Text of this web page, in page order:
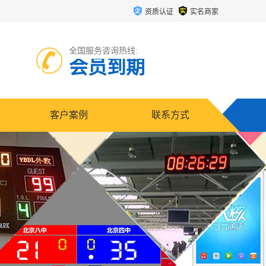
资质认证 实名商家
全国服务咨询热线:
会员到期
客户案例 联系方式